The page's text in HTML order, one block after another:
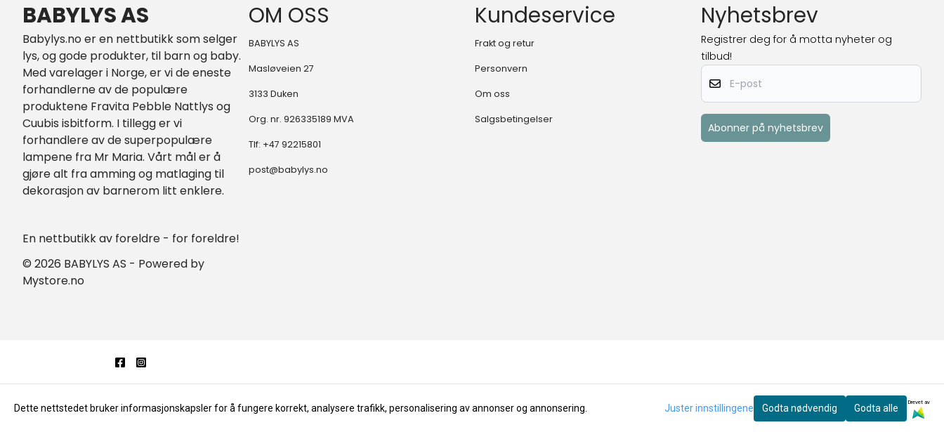
BABYLYS AS
Babylys.no er en nettbutikk som selger
lys, og gode produkter, til barn og baby.
Med varelager i Norge, er vi de eneste
forhandlerne av de populære
produktene Fravita Pebble Nattlys og
Cuubis isbitform. I tillegg er vi
forhandlere av de superpopulære
lampene fra Mr Maria. Vårt mål er å
gjøre alt fra amming og matlaging til
dekorasjon av barnerom litt enklere.
En nettbutikk av foreldre - for foreldre!
© 2026 BABYLYS AS - Powered by
Mystore.no
OM OSS
BABYLYS AS
Masløveien 27
3133 Duken
Org. nr. 926335189 MVA
Tlf: +47 92215801
post@babylys.no
Kundeservice
Frakt og retur
Personvern
Om oss
Salgsbetingelser
Nyhetsbrev
Registrer deg for å motta nyheter og
tilbud!
E-post
Abonner på nyhetsbrev
Dette nettstedet bruker informasjonskapsler for å fungere korrekt, analysere trafikk, personalisering av annonser og annonsering. Juster innstillingene Godta nødvendig Godta alle
Drevet av